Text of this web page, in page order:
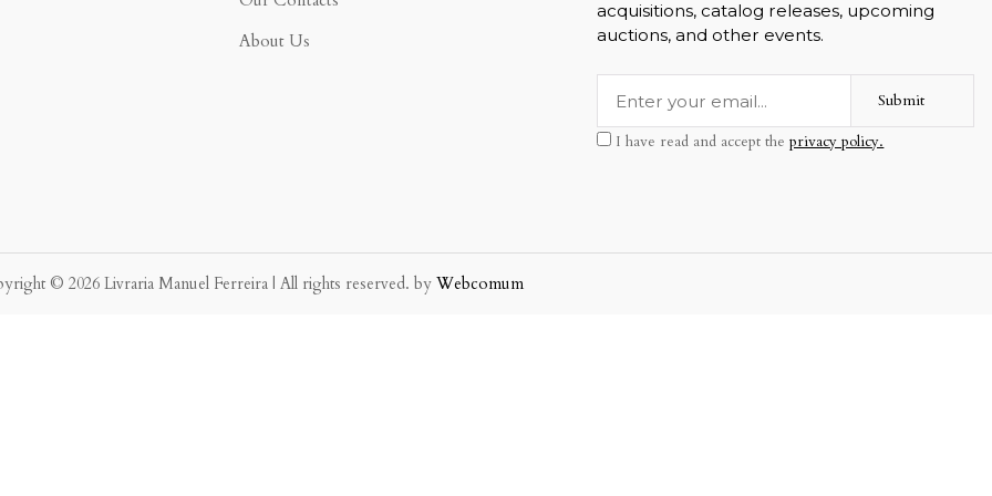
About Us
acquisitions, catalog releases, upcoming
auctions, and other events.
Submit
I have read and accept theprivacy policy.
© 2026 Livraria Manuel Ferreira | All rights reserved. by Webcomum